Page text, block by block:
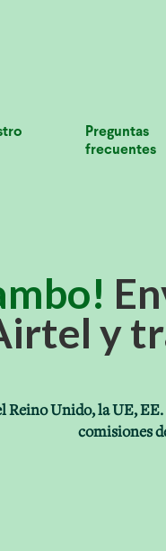
Preguntas
frecuentes
y
Reino Unido, la UE,
comisiones